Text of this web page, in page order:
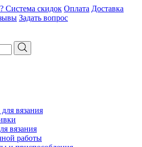
Система скидок Оплата Доставка
Задать вопрос
вязания
вязания
работы